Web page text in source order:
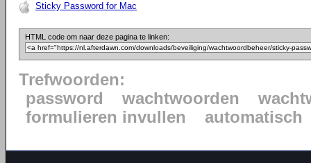
Sticky Password for Mac
HTML code om naar deze pagina te linken:
Trefwoorden:
password
wachtwoorden
formulieren invullen
automatisch